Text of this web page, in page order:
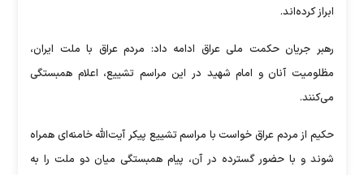
ابراز کرده‌اند.
رهبر جریان حکمت ملی عراق ادامه داد: مردم عراق با ملت ایران،
مظلومیت آنان و امام شهید در این مراسم تشییع، اعلام همبستگی
می‌کنند.
حکیم از مردم عراق خواست با مراسم تشییع پیکر آیت‌الله خامنه‌ای همراه
شوند و با حضور گسترده در آن، پیام همبستگی میان دو ملت را به